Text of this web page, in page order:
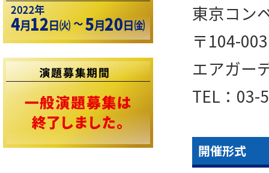
東京コン
〒104-
エアガー
TEL：03-
開催形式